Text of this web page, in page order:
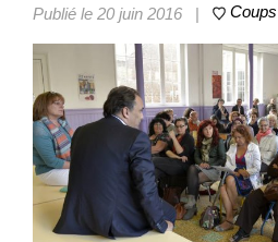
Publié le 20 juin 2016 |